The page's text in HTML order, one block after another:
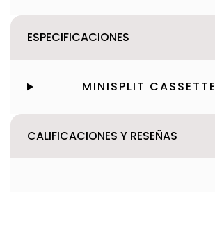
ESPECIFICACIONES
MINISPLIT CASSETTE
CALIFICACIONES Y RESEÑAS